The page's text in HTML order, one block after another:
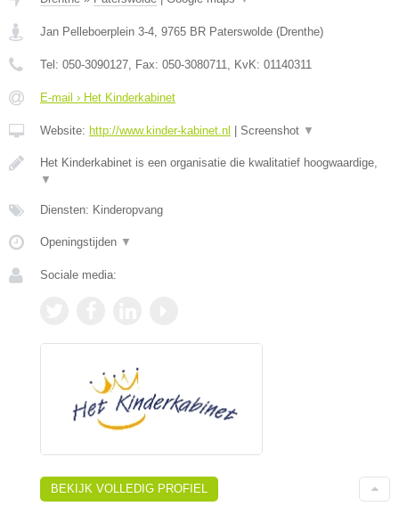
Jan Pelleboerplein 3-4, 9765 BR Paterswolde (Drenthe)
Tel: 050-3090127, Fax: 050-3080711, KvK: 01140311
E-mail › Het Kinderkabinet
Website: http://www.kinder-kabinet.nl Screenshot ▼
Het Kinderkabinet is een organisatie die kwalitatief hoogwaardige,
▼
Diensten: Kinderopvang
Openingstijden ▼
Sociale media:
BEKIJK VOLLEDIG PROFIEL